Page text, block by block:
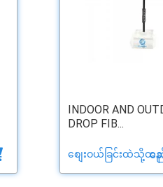
INDOOR AND
DROP FIB...
စျေးဝယ်ခြင်းထဲန